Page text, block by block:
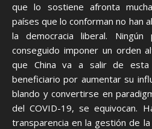
que lo sostiene afronta
países que lo conforman no han
la democracia liberal. Ningún
conseguido imponer un orden
que China va a salir de esta
beneficiario por aumentar su
blando y convertirse en
del COVID-19, se equivocan.
transparencia en la gestión de